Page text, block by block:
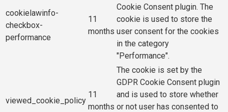
cookielawinfo-
checkbox-
performance
11
months
Cookie Consent plugin. The
cookie is used to store the
user consent for the cookies
in the category
"Performance".
viewed_cookie_policy
11
months
The cookie is set by the
GDPR Cookie Consent plugin
and is used to store whether
or not user has consented to